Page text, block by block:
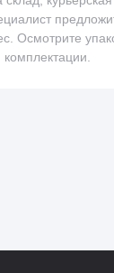
Осмотрите
комплектации.